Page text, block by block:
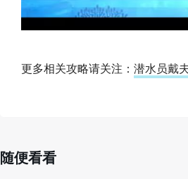
更多相关攻略请关注： 潜水员戴
随便看看